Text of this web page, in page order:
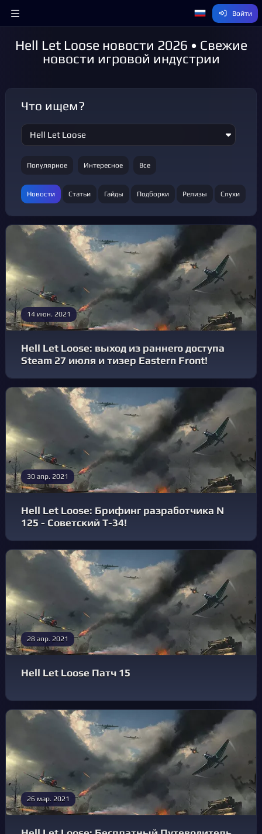
Войти
Hell Let Loose новости 2026 • Свежие
новости игровой индустрии
Что ищем?
Популярное Интересное Все
Новости Статьи Гайды Подборки Релизы Слухи
14 июн. 2021
Hell Let Loose: выход из раннего доступа
Steam 27 июля и тизер Eastern Front!
30 апр. 2021
Hell Let Loose: Брифинг разработчика №
125 - Советский Т-34!
28 апр. 2021
Hell Let Loose Патч 15
26 мар. 2021